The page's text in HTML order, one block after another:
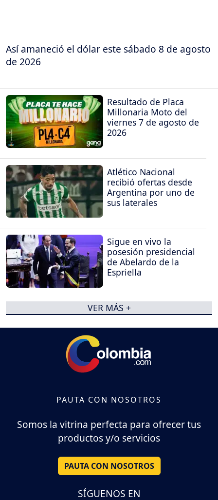
Así amaneció el dólar este sábado 8 de agosto
de 2026
Resultado de Placa
Millonaria Moto del
viernes 7 de agosto de
2026
Atlético Nacional
recibió ofertas desde
Argentina por uno de
sus laterales
Sigue en vivo la
posesión presidencial
de Abelardo de la
Espriella
VER MÁS +
PAUTA CON NOSOTROS
Somos la vitrina perfecta para ofrecer tus
productos y/o servicios
PAUTA CON NOSOTROS
SÍGUENOS EN